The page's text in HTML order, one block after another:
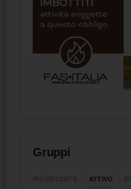
Gruppi
ATTIVO